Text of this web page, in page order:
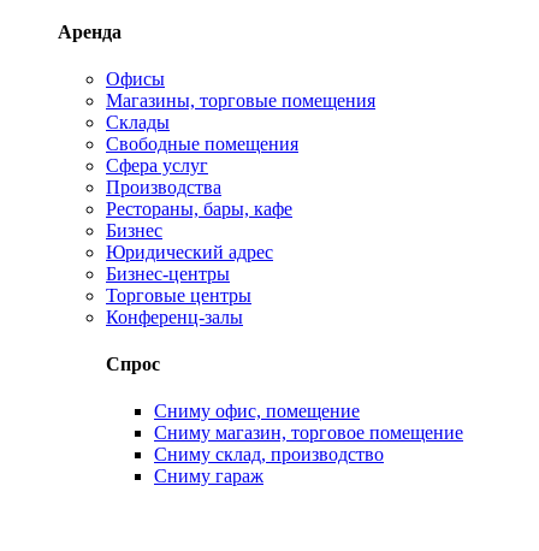
Аренда
Офисы
Магазины, торговые помещения
Склады
Свободные помещения
Сфера услуг
Производства
Рестораны, бары, кафе
Бизнес
Юридический адрес
Бизнес-центры
Торговые центры
Конференц-залы
Спрос
Сниму офис, помещение
Сниму магазин, торговое помещение
Сниму склад, производство
Сниму гараж